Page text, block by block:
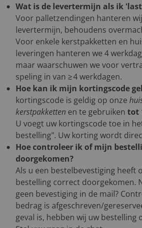
Wat is de levertermijn als ik
Voor palletzendingen hanteren
levertermijn, behoudens
Voor enkele kerstpakketten en
leveringen hanteren we 4
maar waarschuwen we voor
speling in van ≥ 4 werkdagen.
Hoe kan ik mijn kortingscode
kortingscode is geldig op onze
kerstpakketten en te gebruiken tot
U voegt uw kortingscode toe in
bestelling". Uw korting wordt
Hoe controleer ik of mijn
doorgekomen?
Als u een bestelbevestiging heeft
bestelling correct doorgekomen.
geen bevestiging in de mail?
bedrag is afgeschreven/
geval is, hebben wij uw bestelling